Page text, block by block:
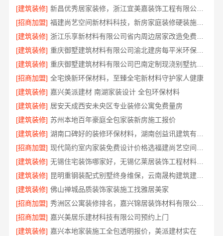
[建筑装修]
新昌优秀居家装修，浙江宜美嘉装饰工程有限公司匠心打造温馨家
[招商加盟]
福建尚艺空间新材料科技，新房家庭装修硬装施工报价明细
[建筑装修]
[建筑装修]
重庆御墅建筑材料有限公司渝北建房每平米环保材料价格
[建筑装修]
重庆御墅建筑材料有限公司巴南定制现浇别墅抗震防风
[招商加盟] 全宅焕新环保材料，至臻全宅新材料守护家人健康
[建筑装修] 嘉兴美派建材 南湖家装设计 全包环保材料
[建筑装修] 居安天成西安未央区专业装修公寓免费量房
[建筑装修] 苏州本地百年豪庭全包家装新房施工报价
[建筑装修]
[招商加盟]
[建筑装修]
无锡住宅装饰哪家好，无锡亿莱居装饰工程材料有限公司是您的明智之选
[建筑装修]
昆明重钢装配式别墅终身维保，云南晟构建筑建材有限公司
[建筑装修] 佛山禅城品质装饰家装施工找雅居美家
[招商加盟]
秀洲区公寓装修排名，嘉兴锦居装饰材料有限公司专业可靠口碑好
[招商加盟] 嘉兴美居乐建材科技有限公司预约上门
[建筑装修] 嘉兴本地家装施工全包透明报价，美派建材实在